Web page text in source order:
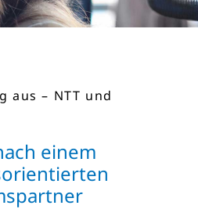
aus – NTT und
aus – NTT und
einem
aus – NTT
– NTT